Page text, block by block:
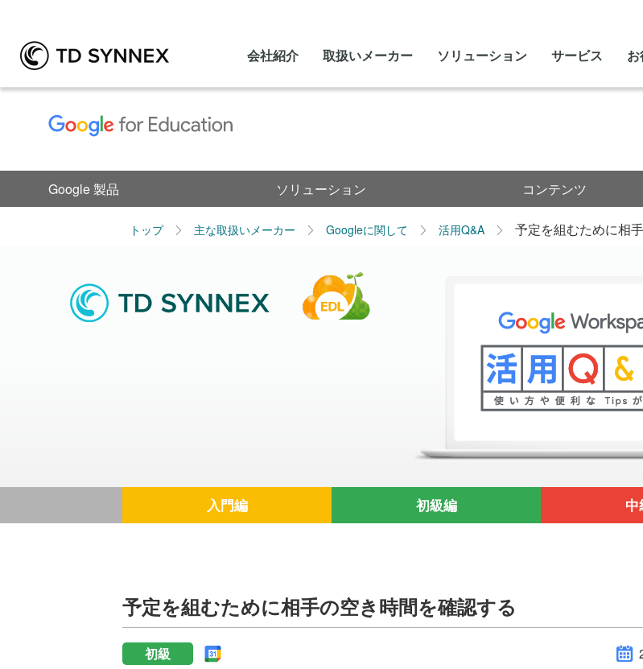
会社紹介 取扱いメーカー ソリューション サービス
Google 製品 ソリューション コンテンツ
トップ 主な取扱いメーカー Googleに関して 活用Q&A 予定を組むために相
入門編 初級編 中
予定を組むために相手の空き時間を確認する
初級